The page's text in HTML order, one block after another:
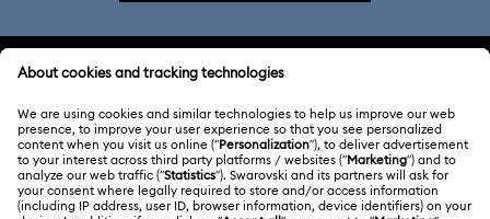
ATENCIÓN AL CLIENTE
Información general del servicio al cliente
Saldo de la tarjeta regalo
ACERCA DE NOSOTROS